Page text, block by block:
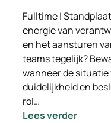
Fulltime |
energie van
en het aansturen
teams tegelijk?
wanneer de situatie
duidelijkheid en
rol…
Lees verder: